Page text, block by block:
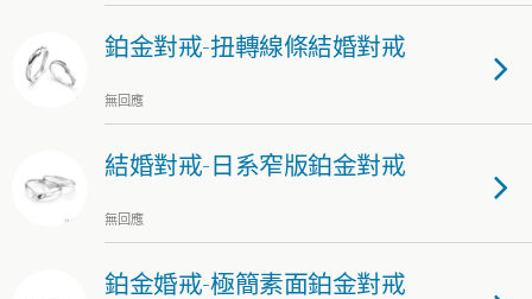
鉑金對戒-扭轉線條結婚對戒
無回應
結婚對戒-日系窄版鉑金對戒
無回應
鉑金婚戒-極簡素面鉑金對戒